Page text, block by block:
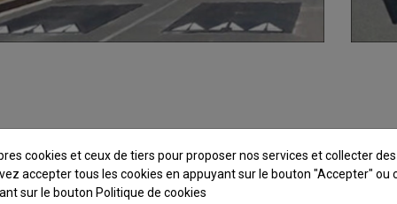
berlinois modèle
cookies et ceux de tiers pour proposer nos services et collecter
accepter tous les cookies en appuyant sur le bouton "Accepter" ou
sur le bouton Politique de cookies